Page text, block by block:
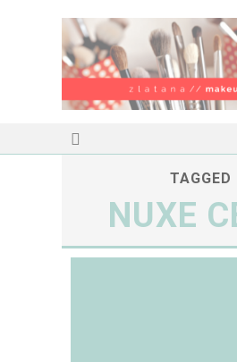
TAGGED
NUXE